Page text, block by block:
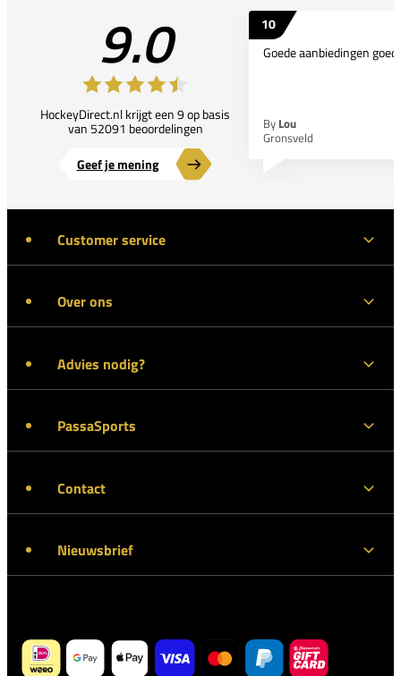
9.0
HockeyDirect.nl krijgt een 9 op basis
van 52091 beoordelingen
Geef je mening
10
Goede aanbiedingen
By Lou
Gronsveld
Customer service
Over ons
Advies nodig?
PassaSports
Contact
Nieuwsbrief